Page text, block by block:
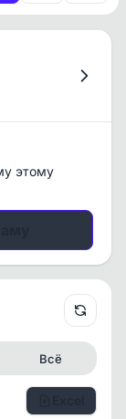
этому
Всё